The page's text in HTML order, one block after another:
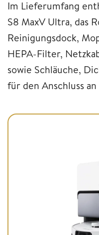
Im Lieferumfang
S8 MaxV Ultra, das
Reinigungsdock,
HEPA-Filter,
sowie Schläuche,
für den Anschluss